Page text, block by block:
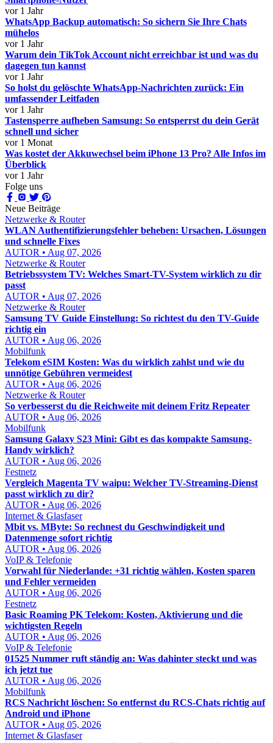
vor 1 Jahr
WhatsApp Backup automatisch: So sichern Sie Ihre Chats
mühelos
vor 1 Jahr
Warum dein TikTok Account nicht erreichbar ist und was du
dagegen tun kannst
vor 1 Jahr
So holst du gelöschte WhatsApp-Nachrichten zurück: Ein
umfassender Leitfaden
vor 1 Jahr
Tastensperre aufheben Samsung: So entsperrst du dein Gerät
schnell und sicher
vor 1 Monat
Was kostet der Akkuwechsel beim iPhone 13 Pro? Alle Infos im
Überblick
vor 1 Jahr
Folge uns
Neue Beiträge
Netzwerke & Router
WLAN Authentifizierungsfehler beheben: Ursachen, Lösungen
und schnelle Fixes
AUTOR • Aug 07, 2026
Netzwerke & Router
Betriebssystem TV: Welches Smart-TV-System wirklich zu dir
passt
AUTOR • Aug 07, 2026
Netzwerke & Router
Samsung TV Guide Einstellung: So richtest du den TV-Guide
richtig ein
AUTOR • Aug 06, 2026
Mobilfunk
Telekom eSIM Kosten: Was du wirklich zahlst und wie du
unnötige Gebühren vermeidest
AUTOR • Aug 06, 2026
Netzwerke & Router
So verbesserst du die Reichweite mit deinem Fritz Repeater
AUTOR • Aug 06, 2026
Mobilfunk
Samsung Galaxy S23 Mini: Gibt es das kompakte Samsung-
Handy wirklich?
AUTOR • Aug 06, 2026
Festnetz
Vergleich Magenta TV waipu: Welcher TV-Streaming-Dienst
passt wirklich zu dir?
AUTOR • Aug 06, 2026
Internet & Glasfaser
Mbit vs. MByte: So rechnest du Geschwindigkeit und
Datenmenge sofort richtig
AUTOR • Aug 06, 2026
VoIP & Telefonie
Vorwahl für Niederlande: +31 richtig wählen, Kosten sparen
und Fehler vermeiden
AUTOR • Aug 06, 2026
Festnetz
Basic Roaming PK Telekom: Kosten, Aktivierung und die
wichtigsten Regeln
AUTOR • Aug 06, 2026
VoIP & Telefonie
01525 Nummer ruft ständig an: Was dahinter steckt und was
ich jetzt tue
AUTOR • Aug 06, 2026
Mobilfunk
RCS Nachricht löschen: So entfernst du RCS-Chats richtig auf
Android und iPhone
AUTOR • Aug 05, 2026
Internet & Glasfaser